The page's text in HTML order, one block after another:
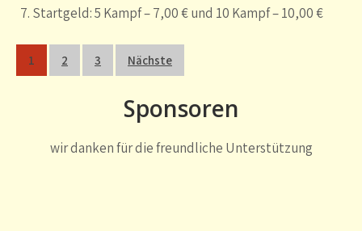
Startgeld: 5 Kampf – 7,00 € und 10 Kampf – 10,00 €
Seitennummerierung
der
1 2 3 Nächste
Sponsoren
wir danken für die freundliche Unterstützung